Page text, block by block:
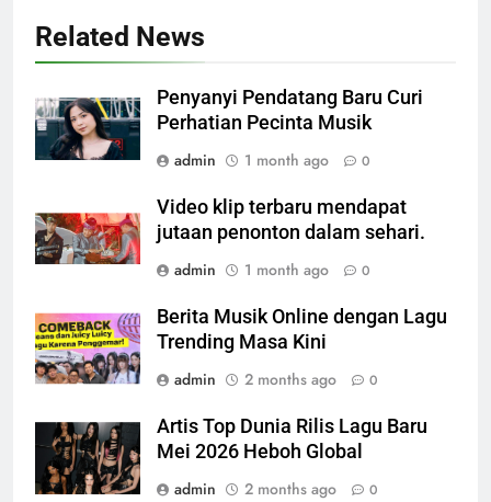
Related News
Penyanyi Pendatang Baru Curi
Perhatian Pecinta Musik
admin
1 month ago 0
Video klip terbaru mendapat
jutaan penonton dalam sehari.
admin
1 month ago 0
Berita Musik Online dengan Lagu
Trending Masa Kini
admin
2 months ago 0
Artis Top Dunia Rilis Lagu Baru
Mei 2026 Heboh Global
admin
2 months ago 0